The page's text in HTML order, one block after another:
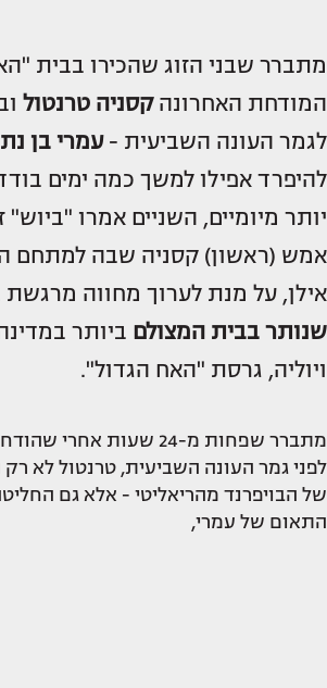
מתברר שבני הזוג שהכירו בבית
המודחת האחרונהקסניה טרנטול
לגמר העונה השביעית -עמרי בן
להיפרד אפילו למשך כמה ימים
יותר מיומיים, השניים אמרו "ביוש"
אמש (ראשון) קסניה שבה למתחם
אילן, על מנת לערוך מחווה
שנותר בבית המצולם ביותר
ויוליה, גרסת "האח הגדול".
מתברר שפחות מ-24 שעות
לפני גמר העונה השביעית, טרנטול לא
של הבויפרנד מהריאליטי - אלא גם
התאום של עמרי,